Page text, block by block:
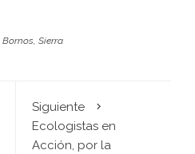
Bornos, Sierra
Siguiente
Ecologistas en
Acción, por la